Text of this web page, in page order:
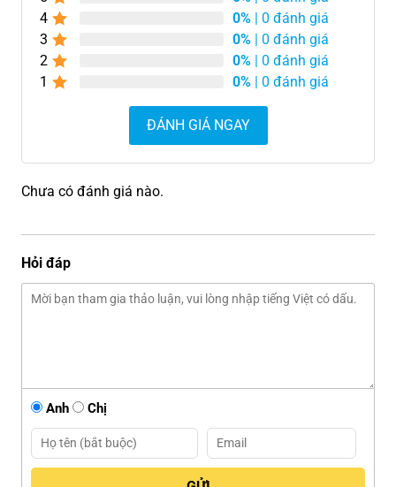
4
0% | 0 đánh giá
3
0% | 0 đánh giá
2
0% | 0 đánh giá
1
0% | 0 đánh giá
ĐÁNH GIÁ NGAY
Chưa có đánh giá nào.
Hỏi đáp
Anh Chị